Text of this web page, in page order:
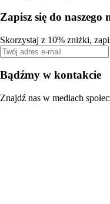
Zapisz się do naszego
Skorzystaj z 10% zniżki,
Bądźmy w kontakcie
Znajdź nas w mediach